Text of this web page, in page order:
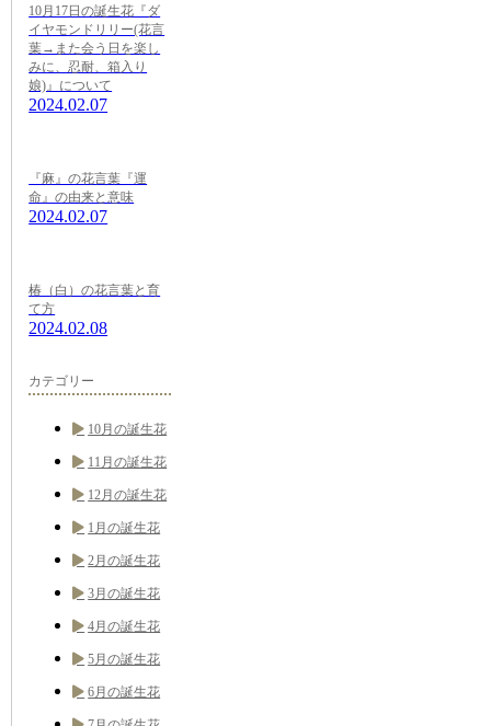
10月17日の誕生花『ダ
イヤモンドリリー(花言
葉→また会う日を楽し
みに、忍耐、箱入り
娘)』について
2024.02.07
『麻』の花言葉『運
命』の由来と意味
2024.02.07
椿（白）の花言葉と育
て方
2024.02.08
カテゴリー
10月の誕生花
11月の誕生花
12月の誕生花
1月の誕生花
2月の誕生花
3月の誕生花
4月の誕生花
5月の誕生花
6月の誕生花